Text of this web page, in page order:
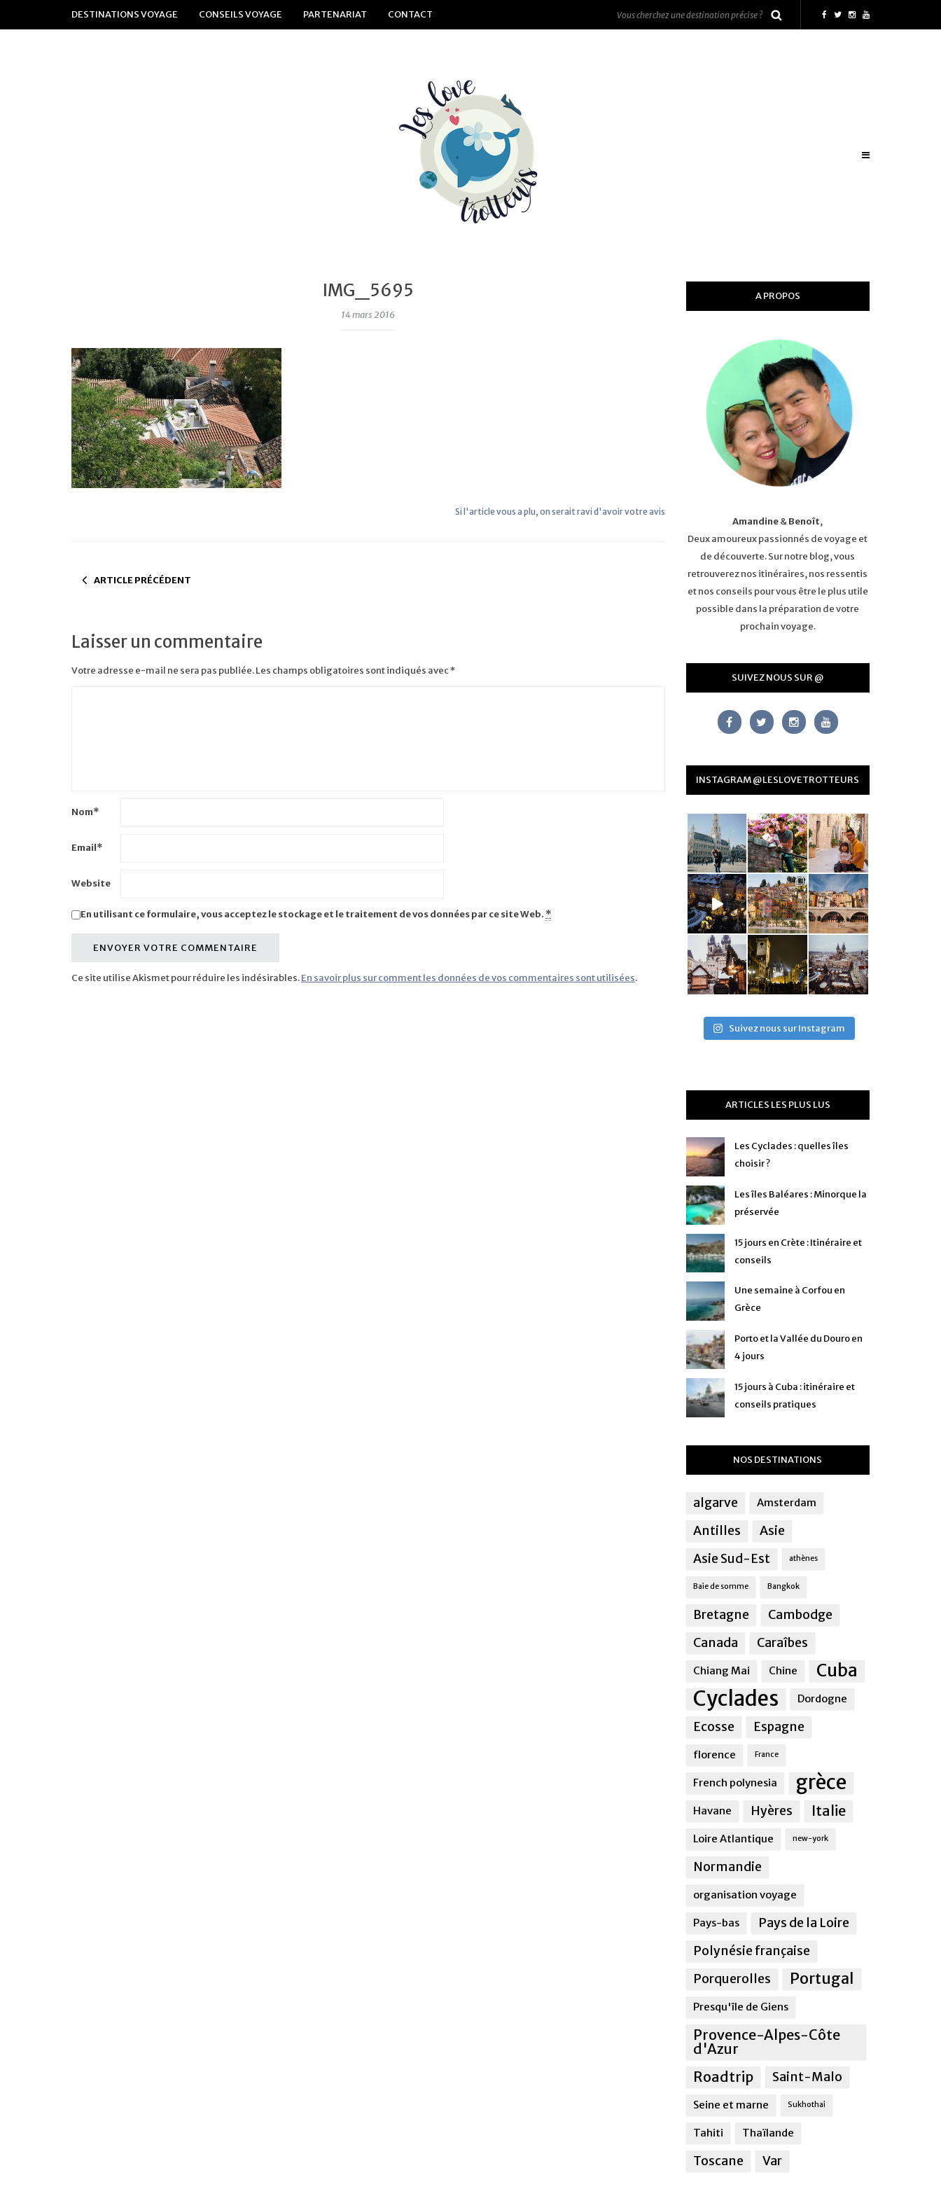
DESTINATIONS VOYAGE CONSEILS VOYAGE PARTENARIAT CONTACT
IMG_5695
14 mars 2016
Si l'article vous a plu, on serait ravi d'avoir votre avis
ARTICLE PRÉCÉDENT
Laisser un commentaire
Votre adresse e-mail ne sera pas publiée.Les champs obligatoires sont indiqués avec*
Nom*
Email*
Website
En utilisant ce formulaire, vous acceptez le stockage et le traitement de vos données par ce site Web. *
Ce site utilise Akismet pour réduire les indésirables.En savoir plus sur comment les données de vos commentaires sont utilisées.
A PROPOS
Amandine&Benoît,
Deux amoureux passionnés de voyage et
de découverte. Sur notre blog, vous
retrouverez nos itinéraires, nos ressentis
et nos conseils pour vous être le plus utile
possible dans la préparation de votre
prochain voyage.
SUIVEZ NOUS SUR @
INSTAGRAM @LESLOVETROTTEURS
Suivez nous sur Instagram
ARTICLES LES PLUS LUS
Les Cyclades : quelles îles
choisir ?
Les îles Baléares : Minorque la
préservée
15 jours en Crète : Itinéraire et
conseils
Une semaine à Corfou en
Grèce
Porto et la Vallée du Douro en
4 jours
15 jours à Cuba : itinéraire et
conseils pratiques
NOS DESTINATIONS
algarve Amsterdam
Antilles
Asie
Asie Sud-Est
athènes
Baie de somme Bangkok
Bretagne
Cambodge
Canada
Caraîbes
Chiang Mai Chine Cuba
Cyclades Dordogne
Ecosse Espagne
florence France
French polynesia grèce
Havane Hyères Italie
Loire Atlantique new-york
Normandie
organisation voyage
Pays-bas
Pays de la Loire
Polynésie française
Porquerolles
Portugal
Presqu'île de Giens
Provence-Alpes-Côte
d'Azur
Roadtrip
Saint-Malo
Seine et marne Sukhothai
Tahiti Thaïlande
Toscane Var